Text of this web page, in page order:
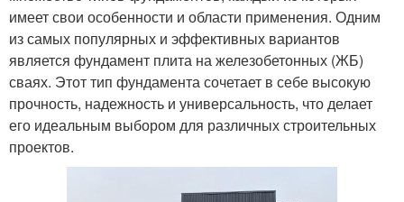
имеет свои особенности и области применения. Одним
из самых популярных и эффективных вариантов
является фундамент плита на железобетонных (ЖБ)
сваях. Этот тип фундамента сочетает в себе высокую
прочность, надежность и универсальность, что делает
его идеальным выбором для различных строительных
проектов.